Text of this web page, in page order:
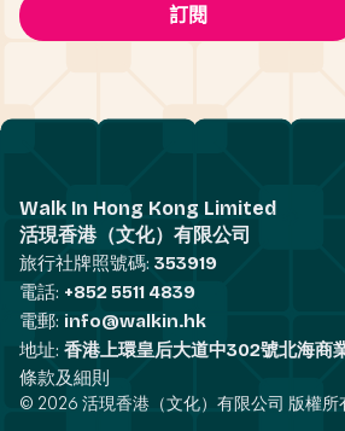
Walk In Hong Kong Limited
活現香港（文化）有限公司
旅行社牌照號碼: 353919
電話: +852 5511 4839
電郵: info@walkin.hk
地址: 香港上環皇后大道中302號北海商
條款及細則
© 2026 活現香港（文化）有限公司 版權所